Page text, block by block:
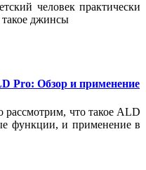
человек практически
такое джинсы
Pro: Обзор и применение
что такое ALD
функции, и применение в